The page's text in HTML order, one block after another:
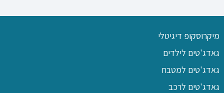
מיקרוסקופ דיגיטלי
גאדג'טים לילדים
גאדג'טים למטבח
גאדג'טים לרכב